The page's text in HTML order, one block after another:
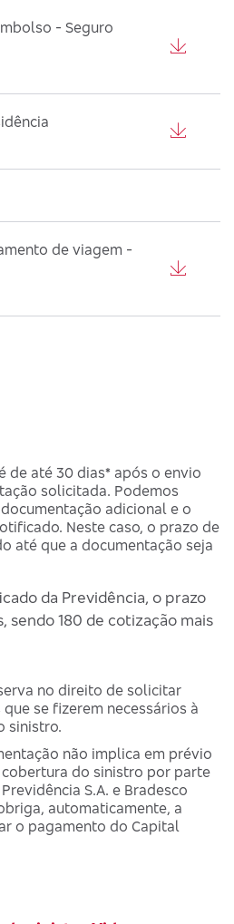
- Seguro
de viagem -
de até 30 dias* após o envio
solicitada. Podemos
adicional e o
Neste caso, o prazo de
até que a documentação seja
da Previdência, o prazo
sendo 180 de cotização mais
no direito de solicitar
se fizerem necessários à
sinistro.
não implica em prévio
do sinistro por parte
S.A. e Bradesco
automaticamente, a
o pagamento do Capital